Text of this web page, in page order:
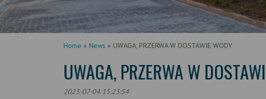
Home » News » UWAGA, PRZERWA W DOSTAWIE WODY
UWAGA, PRZERWA W
2023-07-04 15:23:54